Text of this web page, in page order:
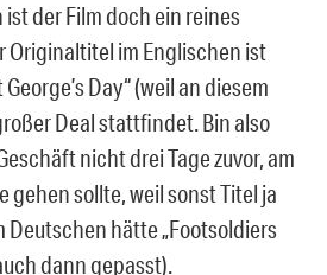
der Film doch ein reines
Originaltitel im Englischen ist
Day“ (weil an diesem
Deal stattfindet. Bin also
nicht drei Tage zuvor, am
gehen sollte, weil sonst Titel ja
Deutschen hätte „Footsoldiers
dann gepasst).